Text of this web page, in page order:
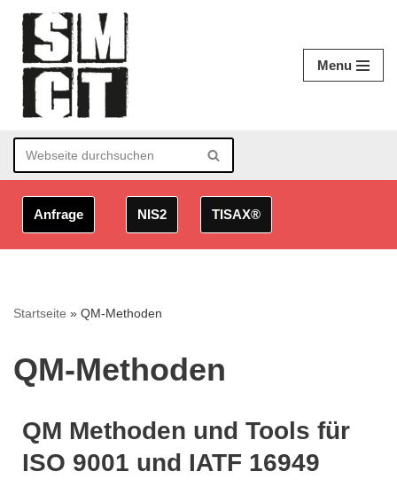
Zum
Inhalt
springen
Menu
Anfrage NIS2 TISAX®
Startseite » QM-Methoden
QM-Methoden
QM Methoden und Tools für
ISO 9001 und IATF 16949